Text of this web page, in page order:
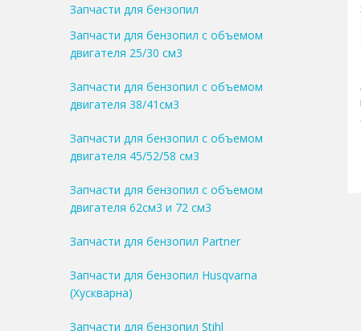
Запчасти для бензопил
Запчасти для бензопил с объемом
двигателя 25/30 см3
Запчасти для бензопил с объемом
двигателя 38/41см3
Запчасти для бензопил с объемом
двигателя 45/52/58 см3
Запчасти для бензопил с объемом
двигателя 62см3 и 72 см3
Запчасти для бензопил Partner
Запчасти для бензопил Husqvarna
(Хускварна)
Запчасти для бензопил Stihl